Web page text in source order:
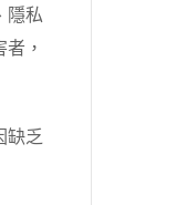
隱私
，
缺乏